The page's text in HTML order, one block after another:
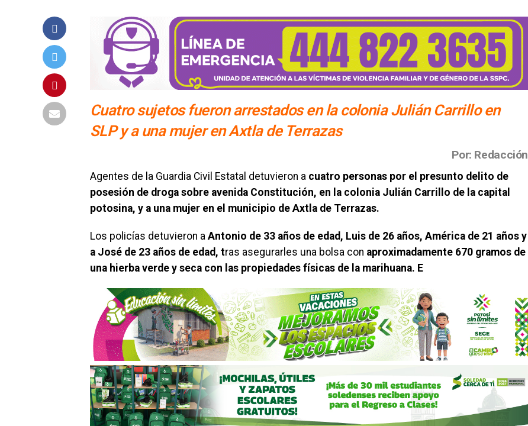
Cuatro sujetos fueron arrestados en la colonia Julián Carrillo en
SLP y a una mujer en Axtla de Terrazas
Por: Redacción
Agentes de la Guardia Civil Estatal detuvieron a cuatro personas por el presunto delito de
posesión de droga sobre avenida Constitución, en la colonia Julián Carrillo de la capital
potosina, y a una mujer en el municipio de Axtla de Terrazas.
Los policías detuvieron a Antonio de 33 años de edad, Luis de 26 años, América de 21 años y
a José de 23 años de edad, tras asegurarles una bolsa con aproximadamente 670 gramos de
una hierba verde y seca con las propiedades físicas de la marihuana. E